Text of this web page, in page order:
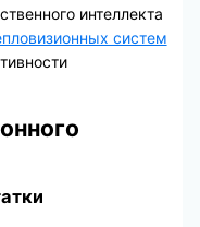
интеллекта
систем